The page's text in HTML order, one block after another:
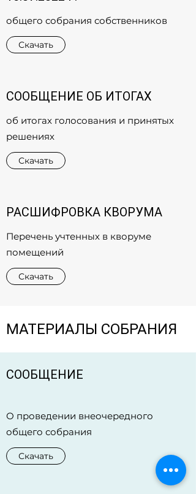
общего собрания собственников
Скачать
СООБЩЕНИЕ ОБ ИТОГАХ
об итогах голосования и принятых
решениях
Скачать
РАСШИФРОВКА КВОРУМА
Перечень учтенных в кворуме
помещений
Скачать
МАТЕРИАЛЫ СОБРАНИЯ
СООБЩЕНИЕ
О проведении внеочередного
общего собрания
Скачать